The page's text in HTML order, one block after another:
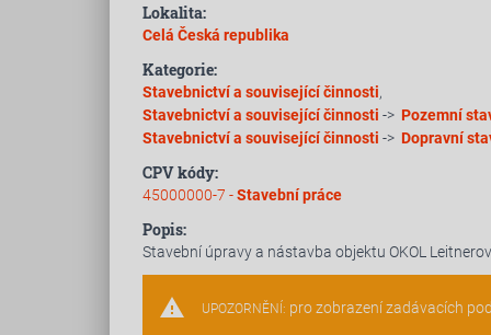
Lokalita:
Celá Česká republika
Kategorie:
Stavebnictví a související činnosti,
Stavebnictví a související činnosti -> Pozemní
Stavebnictví a související činnosti -> Dopravní
CPV kódy:
45000000-7 -Stavební práce
Popis:
Stavební úpravy a nástavba objektu OKOL
warning UPOZORNĚNÍ: pro zobrazení zadávacích